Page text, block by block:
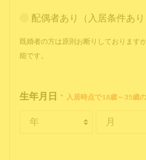
配偶者あり（入居条件あり
既婚者の方は原則お断りしております
能です。
生年月日 * 入居時点で18歳～35歳